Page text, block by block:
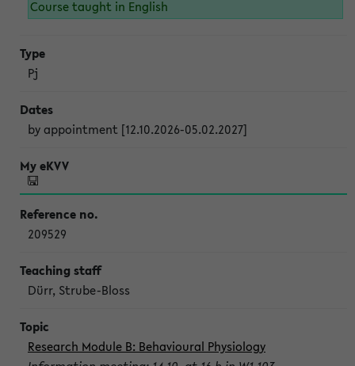
Course taught in English
Pj
by appointment [12.10.2026-05.02.2027]
209529
Dürr, Strube-Bloss
Research Module B: Behavioural Physiology